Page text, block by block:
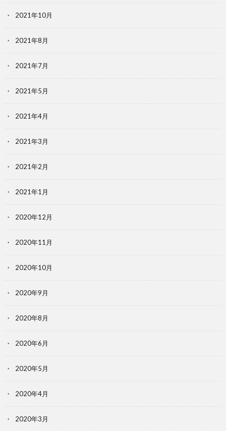
2021年10月
2021年8月
2021年7月
2021年5月
2021年4月
2021年3月
2021年2月
2021年1月
2020年12月
2020年11月
2020年10月
2020年9月
2020年8月
2020年6月
2020年5月
2020年4月
2020年3月